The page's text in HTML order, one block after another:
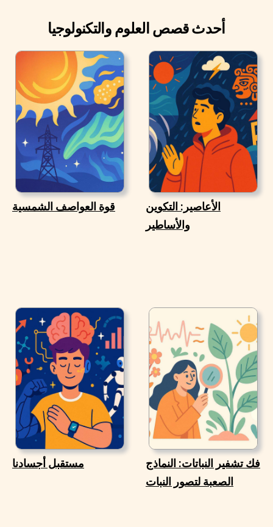
أحدث قصص العلوم والتكنولوجيا
قوة العواصف الشمسية
الأعاصير: التكوين
والأساطير
مستقبل أجسادنا
فك تشفير النباتات: النماذج
الصعبة لتصور النبات